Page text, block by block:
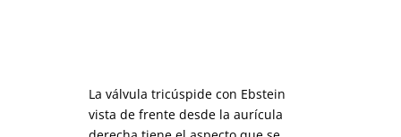
La válvula tricúspide con Ebstein
vista de frente desde la aurícula